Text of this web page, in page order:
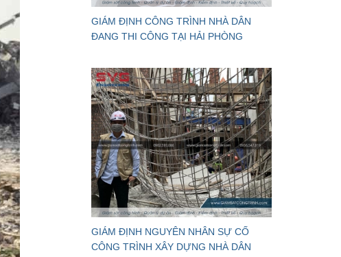
GIÁM ĐỊNH CÔNG TRÌNH NHÀ DÂN
ĐANG THI CÔNG TẠI HẢI PHÒNG
GIÁM ĐỊNH NGUYÊN NHÂN SỰ CỐ
CÔNG TRÌNH XÂY DỰNG NHÀ DÂN